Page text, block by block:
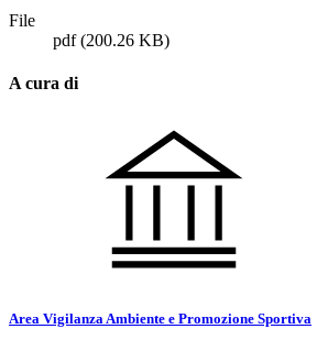
File
pdf(200.26 KB)
A cura di
Area Vigilanza Ambiente e Promozione Sportiva